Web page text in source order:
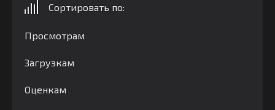
Сортировать по:
Просмотрам
Загрузкам
Оценкам